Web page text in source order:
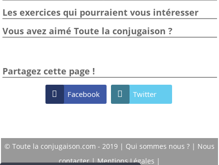
Les exercices qui pourraient vous intéresser
Vous avez aimé Toute la conjugaison ?
Partagez cette page !
 Facebook  Twitter
© Toute la conjugaison.com - 2019 | Qui sommes nous ? | Nous
contacter|Mentions Légales |